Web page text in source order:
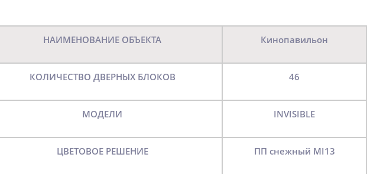
НАИМЕНОВАНИЕ ОБЪЕКТА Кинопавильон
КОЛИЧЕСТВО ДВЕРНЫХ БЛОКОВ 46
МОДЕЛИ INVISIBLE
ЦВЕТОВОЕ РЕШЕНИЕ ПП снежный MI13